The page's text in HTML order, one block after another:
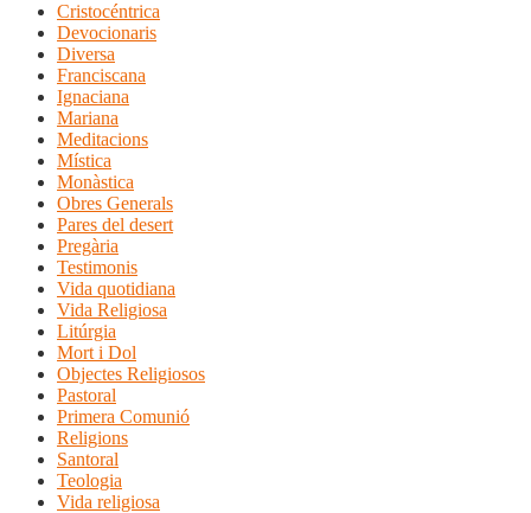
Cristocéntrica
Devocionaris
Diversa
Franciscana
Ignaciana
Mariana
Meditacions
Mística
Monàstica
Obres Generals
Pares del desert
Pregària
Testimonis
Vida quotidiana
Vida Religiosa
Litúrgia
Mort i Dol
Objectes Religiosos
Pastoral
Primera Comunió
Religions
Santoral
Teologia
Vida religiosa